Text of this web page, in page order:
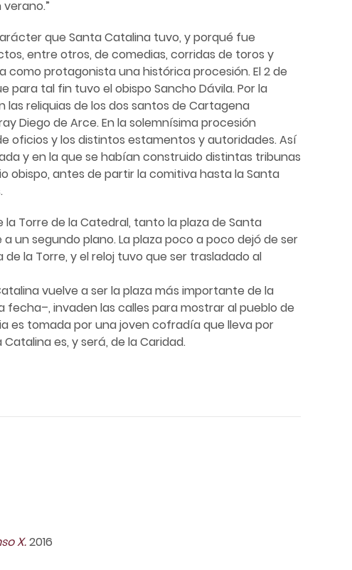
que Santa Catalina tuvo, y porqué fue
entre otros, de comedias, corridas de toros y
protagonista una histórica procesión. El 2 de
para tal fin tuvo el obispo Sancho Dávila. Por la
reliquias de los dos santos de Cartagena
Diego de Arce. En la solemnísima procesión
oficios y los distintos estamentos y autoridades. Así
y en la que se habían construido distintas tribunas
obispo, antes de partir la comitiva hasta la Santa
la Torre de la Catedral, tanto la plaza de Santa
un segundo plano. La plaza poco a poco dejó de ser
la Torre, y el reloj tuvo que ser trasladado al
vuelve a ser la plaza más importante de la
invaden las calles para mostrar al pueblo de
es tomada por una joven cofradía que lleva por
es, y será, de la Caridad.
X.2016